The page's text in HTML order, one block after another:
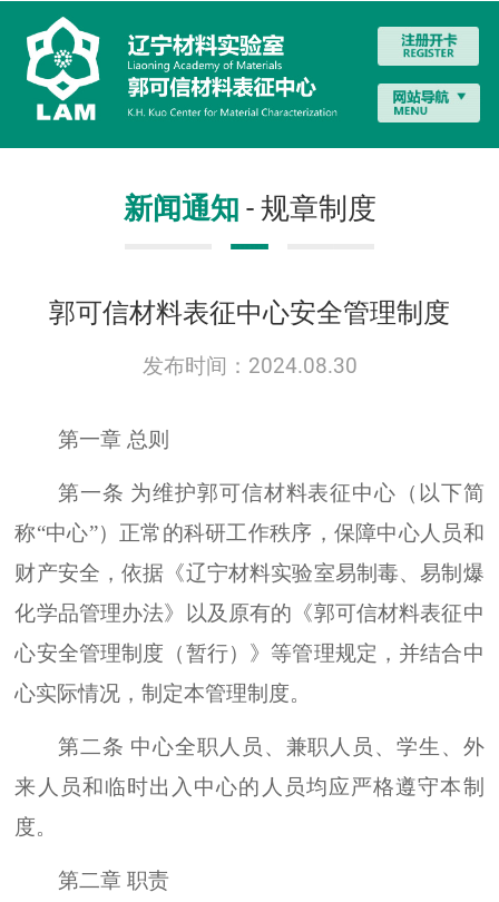
新闻通知 - 规章制度
郭可信材料表征中心安全管理制度
发布时间：2024.08.30
第一章 总则
第一条 为维护郭可信材料表征中心（以下简
称“中心”）正常的科研工作秩序，保障中心人员和
财产安全，依据《辽宁材料实验室易制毒、易制爆
化学品管理办法》以及原有的《郭可信材料表征中
心安全管理制度（暂行）》等管理规定，并结合中
心实际情况，制定本管理制度。
第二条 中心全职人员、兼职人员、学生、外
来人员和临时出入中心的人员均应严格遵守本制
度。
第二章 职责